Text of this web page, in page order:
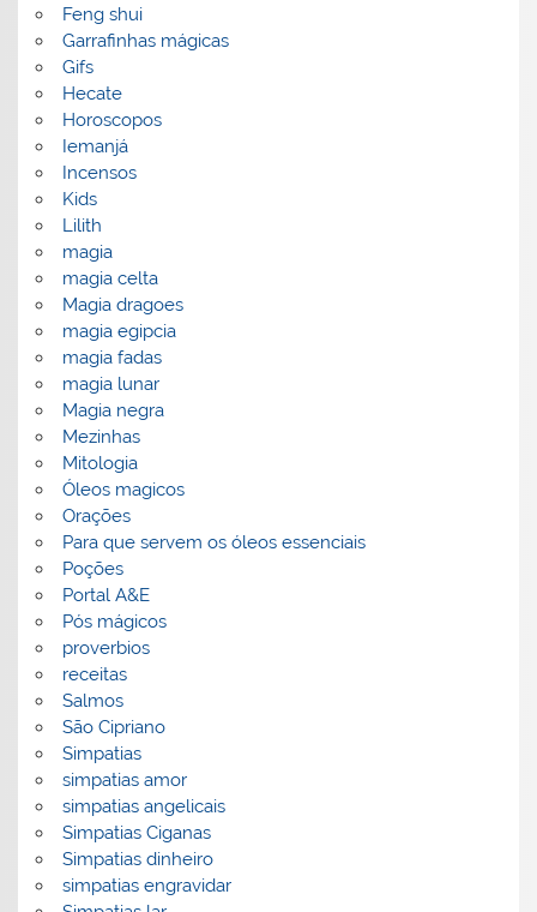
Feng shui
Garrafinhas mágicas
Gifs
Hecate
Horoscopos
Iemanjá
Incensos
Kids
Lilith
magia
magia celta
Magia dragoes
magia egipcia
magia fadas
magia lunar
Magia negra
Mezinhas
Mitologia
Óleos magicos
Orações
Para que servem os óleos essenciais
Poções
Portal A&E
Pós mágicos
proverbios
receitas
Salmos
São Cipriano
Simpatias
simpatias amor
simpatias angelicais
Simpatias Ciganas
Simpatias dinheiro
simpatias engravidar